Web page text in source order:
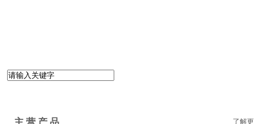
主 营 产 品 了解